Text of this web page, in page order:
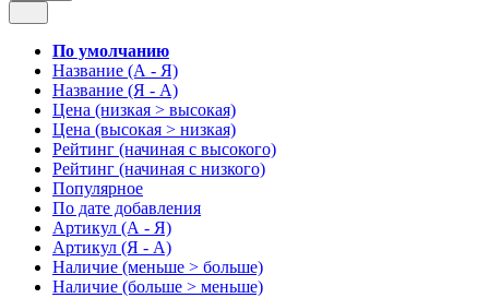
По умолчанию
Название (А - Я)
Название (Я - А)
Цена (низкая > высокая)
Цена (высокая > низкая)
Рейтинг (начиная с высокого)
Рейтинг (начиная с низкого)
Популярное
По дате добавления
Артикул (А - Я)
Артикул (Я - А)
Наличие (меньше > больше)
Наличие (больше > меньше)